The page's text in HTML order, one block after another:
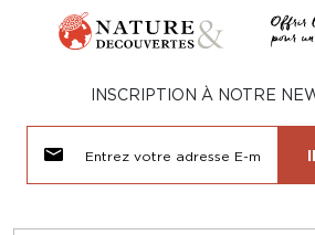
INSCRIPTION À NOTRE